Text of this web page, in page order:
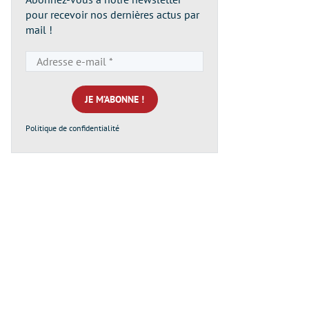
pour recevoir nos dernières actus par
mail !
e-
mail
*
Politique de confidentialité